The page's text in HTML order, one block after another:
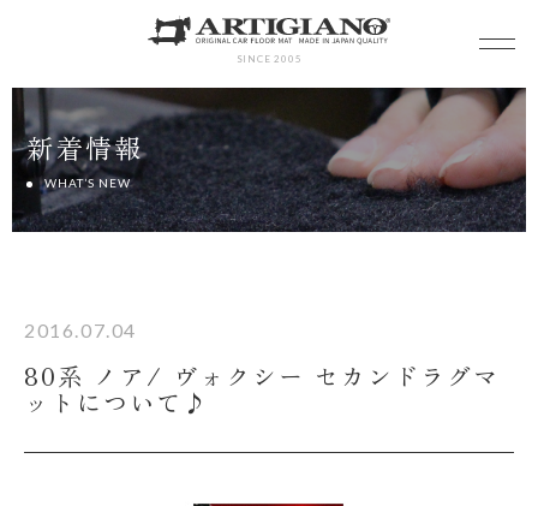
SINCE 2005
新着情報
WHAT’S NEW
2016.07.04
80系 ノア/ ヴォクシー セカンドラグマ
ットについて♪